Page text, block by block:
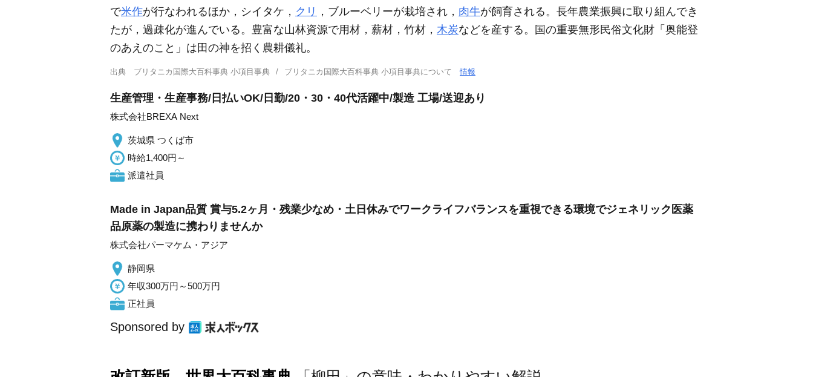
で米作が行なわれるほか，シイタケ， クリ ，ブルーベリーが栽培され， 肉牛が飼育される。長年農業振興に取り組んでき
たが，過疎化が進んでいる。豊富な山林資源で用材，薪材，竹材， 木炭などを産する。国の重要無形民俗文化財「奥能登
のあえのこと」は田の神を招く農耕儀礼。
出典 ブリタニカ国際大百科事典 小項目事典 ブリタニカ国際大百科事典 小項目事典について情報
生産管理・生産事務/日払いOK/日勤/20・30・40代活躍中/製造 工場/送迎あり
株式会社BREXA Next
茨城県 つくば市
時給1,400円～
派遣社員
Made in Japan品質 賞与5.2ヶ月・残業少なめ・土日休みでワークライフバランスを重視できる環境でジェネリック医薬
品原薬の製造に携わりませんか
株式会社パーマケム・アジア
静岡県
年収300万円～500万円
正社員
Sponsored by